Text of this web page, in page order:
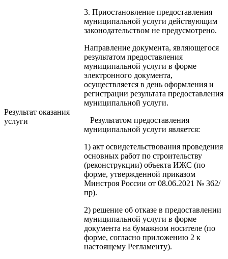
3. Приостановление предоставления
муниципальной услуги действующим
законодательством не предусмотрено.
Направление документа, являющегося
результатом предоставления
муниципальной услуги в форме
электронного документа,
осуществляется в день оформления и
регистрации результата предоставления
муниципальной услуги.
Результат оказания
услуги
Результатом предоставления
муниципальной услуги является:
1) акт освидетельствования проведения
основных работ по строительству
(реконструкции) объекта ИЖС (по
форме, утвержденной приказом
Минстроя России от 08.06.2021 № 362/
пр).
2) решение об отказе в предоставлении
муниципальной услуги в форме
документа на бумажном носителе (по
форме, согласно приложению 2 к
настоящему Регламенту).